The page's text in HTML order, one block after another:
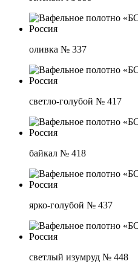
оливка № 337
светло-голубой № 417
байкал № 418
ярко-голубой № 437
светлый изумруд № 448